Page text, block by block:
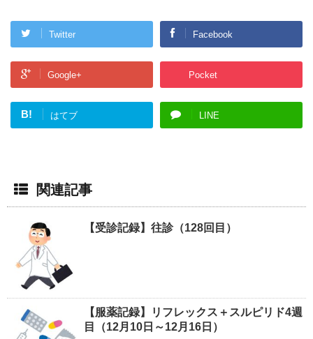
Twitter Facebook
Google+ Pocket
B! はてブ LINE
関連記事
【受診記録】往診（128回目）
【服薬記録】リフレックス＋スルピリド4週
目（12月10日～12月16日）